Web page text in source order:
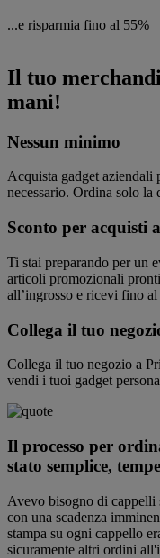
...e risparmia fino al 55%
Il tuo
mani!
Nessun minimo
Acquista gadget aziendali
necessario. Ordina solo
Sconto per acquisti
Ti stai preparando per un
articoli promozionali
all’ingrosso e ricevi fino
Collega il tuo
Collega il tuo negozio a
vendi i tuoi gadget
Il processo per
stato semplice,
Avevo bisogno di cappelli
con una scadenza
stampa su ogni cappello
sicuramente altri ordini